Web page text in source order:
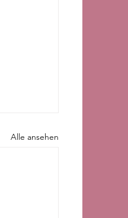
Alle ansehen